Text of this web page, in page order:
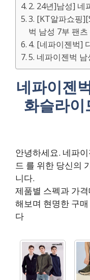
2. 24년]남성] 네
3. [KT알파쇼핑
벅 남성 7부 팬츠
4. [네파이젠벅]
5. 네파이젠벅
네파이젠
화슬라이
안녕하세요. 네파
드 를 위한 당신의
니다.
제품별 스펙과 가
해보며 현명한 구
다